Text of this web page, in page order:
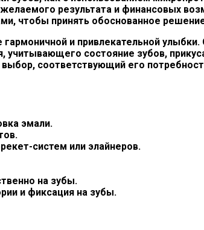
результата и финансовых
чтобы принять обоснованное
и привлекательной
учитывающего состояние зубов,
соответствующий его
эмали.
систем или элайнеров.
на зубы.
и фиксация на зубы.